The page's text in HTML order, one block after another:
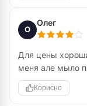
О
Олег
Для цены
меня але мыло
Корисно